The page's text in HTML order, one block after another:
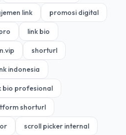
link promosi digital
link bio
shorturl
indonesia
bio profesional
shorturl
scroll picker internal